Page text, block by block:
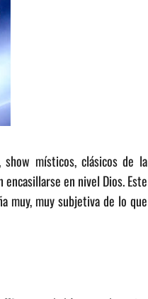
show místicos, clásicos de la
en nivel Dios. Este
muy, muy subjetiva de lo que